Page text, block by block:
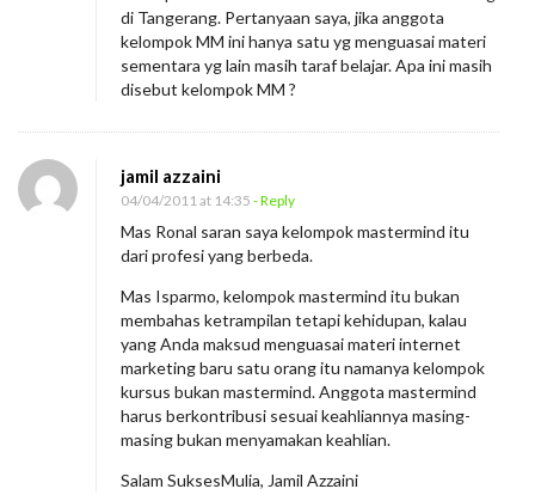
di Tangerang. Pertanyaan saya, jika anggota
kelompok MM ini hanya satu yg menguasai materi
sementara yg lain masih taraf belajar. Apa ini masih
disebut kelompok MM ?
jamil azzaini
04/04/2011 at 14:35 - Reply
Mas Ronal saran saya kelompok mastermind itu
dari profesi yang berbeda.
Mas Isparmo, kelompok mastermind itu bukan
membahas ketrampilan tetapi kehidupan, kalau
yang Anda maksud menguasai materi internet
marketing baru satu orang itu namanya kelompok
kursus bukan mastermind. Anggota mastermind
harus berkontribusi sesuai keahliannya masing-
masing bukan menyamakan keahlian.
Salam SuksesMulia, Jamil Azzaini